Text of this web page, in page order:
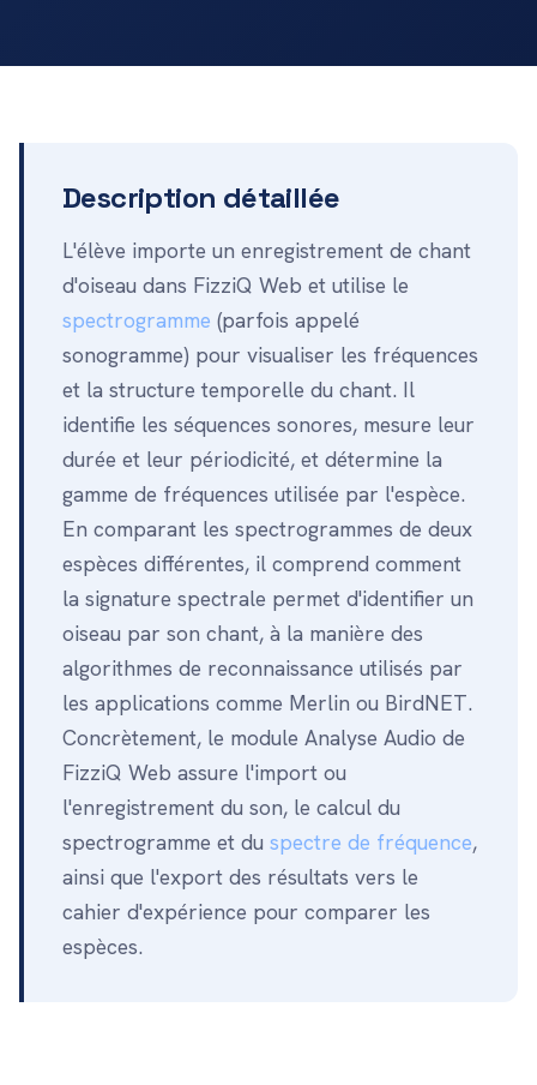
Description détaillée
L'élève importe un enregistrement de chant
d'oiseau dans FizziQ Web et utilise le
spectrogramme (parfois appelé
sonogramme) pour visualiser les fréquences
et la structure temporelle du chant. Il
identifie les séquences sonores, mesure leur
durée et leur périodicité, et détermine la
gamme de fréquences utilisée par l'espèce.
En comparant les spectrogrammes de deux
espèces différentes, il comprend comment
la signature spectrale permet d'identifier un
oiseau par son chant, à la manière des
algorithmes de reconnaissance utilisés par
les applications comme Merlin ou BirdNET.
Concrètement, le module Analyse Audio de
FizziQ Web assure l'import ou
l'enregistrement du son, le calcul du
spectrogramme et du spectre de fréquence,
ainsi que l'export des résultats vers le
cahier d'expérience pour comparer les
espèces.